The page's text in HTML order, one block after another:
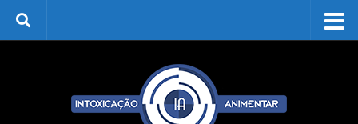
Skip to content